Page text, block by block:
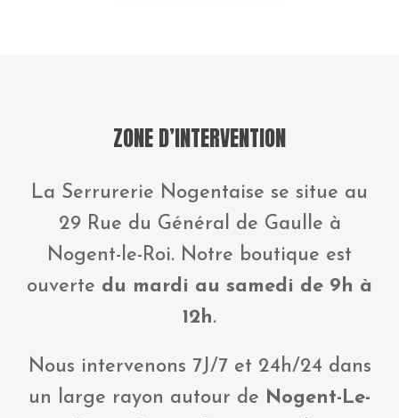
ZONE D’INTERVENTION
La Serrurerie Nogentaise se situe au
29 Rue du Général de Gaulle à
Nogent-le-Roi. Notre boutique est
ouverte du mardi au samedi de 9h à
12h.
Nous intervenons 7J/7 et 24h/24 dans
un large rayon autour de Nogent-Le-